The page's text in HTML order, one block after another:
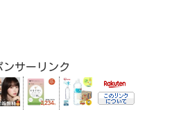
ンサーリンク